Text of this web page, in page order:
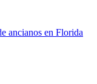
ancianos en Florida